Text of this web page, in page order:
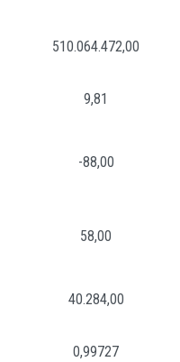
510.064.472,00
9,81
-88,00
58,00
40.284,00
0,99727